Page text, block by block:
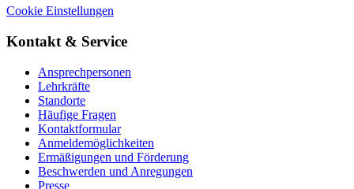
Cookie Einstellungen
Kontakt & Service
Ansprechpersonen
Lehrkräfte
Standorte
Häufige Fragen
Kontaktformular
Anmeldemöglichkeiten
Ermäßigungen und Förderung
Beschwerden und Anregungen
Presse